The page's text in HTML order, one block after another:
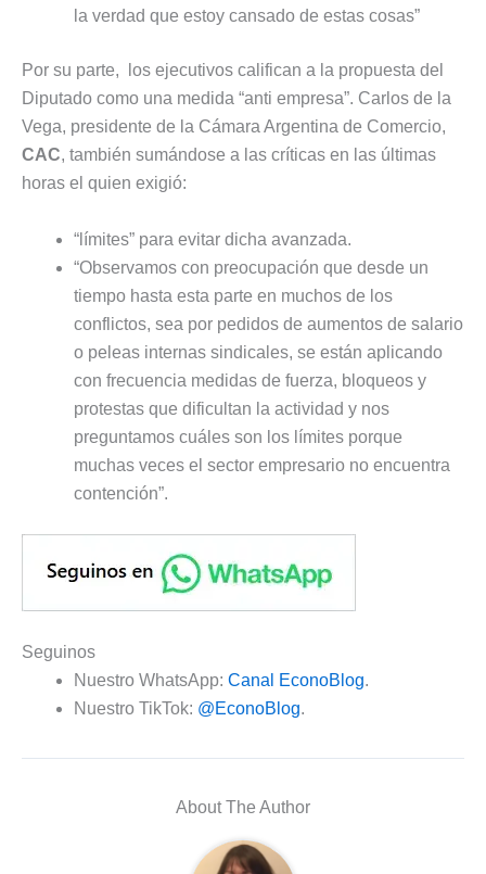
la verdad que estoy cansado de estas cosas”
Por su parte, los ejecutivos califican a la propuesta del
Diputado como una medida “anti empresa”. Carlos de la
Vega, presidente de la Cámara Argentina de Comercio,
CAC, también sumándose a las críticas en las últimas
horas el quien exigió:
“límites” para evitar dicha avanzada.
“Observamos con preocupación que desde un
tiempo hasta esta parte en muchos de los
conflictos, sea por pedidos de aumentos de salario
o peleas internas sindicales, se están aplicando
con frecuencia medidas de fuerza, bloqueos y
protestas que dificultan la actividad y nos
preguntamos cuáles son los límites porque
muchas veces el sector empresario no encuentra
contención”.
Seguinos
Nuestro WhatsApp: Canal EconoBlog.
Nuestro TikTok: @EconoBlog.
About The Author